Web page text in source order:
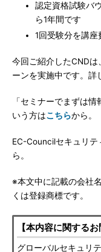
認定資格試験バ
ら1年間です
1回受験分を講
今回ご紹介したCND
ーンを実施中です。詳
「セミナーでまずは
いう方はこちらから。
EC-Councilセキュリ
ら。
※本文中に記載の会社
くは登録商標です。
【本内容に関する
グローバルセキュリ